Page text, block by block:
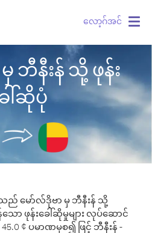
လော့ဂ်အင်
ဘီနီးန် သို့ ဖုန်း
ါ်ဆိုပုံ
သည် မော်လ်ဒိုဗာ မှ ဘီနီးန် သို့
ာ ဖုန်းခေါ်ဆိုမှုများ လုပ်ဆောင်
¢ ပမာဏမှစ၍ ဖြင့် ဘီနီးန် -